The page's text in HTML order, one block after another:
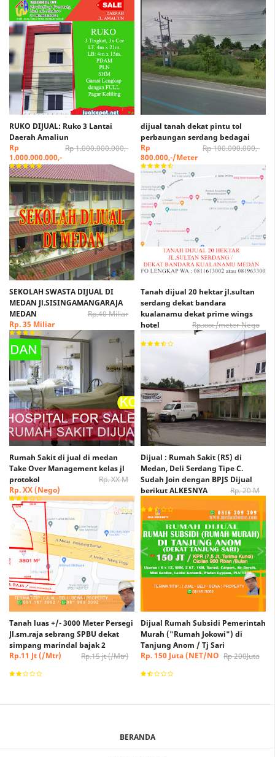
RUKO DIJUAL: Ruko 3 Lantai
Daerah Amaliun
Rp 1.000.000.000,-
Rp
1.000.000.000,-
dijual tanah dekat pintu tol
perbaungan serdang bedagai
Rp 100.000.000,-
Rp
800.000,-/Meter
SEKOLAH SWASTA DIJUAL DI
MEDAN Jl.SISINGAMANGARAJA
MEDAN
Rp.40 Miliar
Rp. 35 Miliar
Tanah dijual 20 hektar jl.sultan
serdang dekat bandara
kualanamu dekat prime wings
hotel
Rp.xxx /meter Nego
Rp. xxx /Meter Nego
Rumah Sakit di jual di medan
Take Over Management kelas jl
protokol
Rp. XX M
Rp. XX (Nego)
Dijual : Rumah Sakit (RS) di
Medan, Deli Serdang Tipe C.
Sudah Join dengan BPJS Dijual
berikut ALKESNYA
Rp. 20 M
Rp. 15 M (Nego)
Tanah luas +/- 3000 Meter Persegi
Jl.sm.raja sebrang SPBU dekat
simpang marindal bajak 2
Rp.15 jt (/Mtr)
Rp.11 Jt (/Mtr)
Dijual Rumah Subsidi Pemerintah
Murah ("Rumah Jokowi") di
Tanjung Anom / Tj Sari
Rp 200Juta
Rp. 150 Juta (NET/NO
BERANDA